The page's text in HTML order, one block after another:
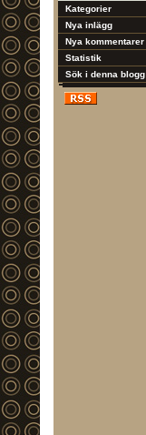
Kategorier
Nya inlägg
Nya kommentarer
Statistik
Sök i denna blogg